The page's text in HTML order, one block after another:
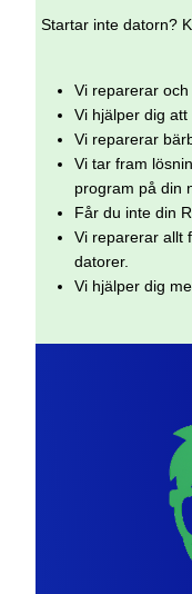
Startar inte datorn?
Vi reparerar
Vi hjälper dig att
Vi reparerar
Vi tar fram
program på din
Får du inte din
Vi reparerar allt
datorer.
Vi hjälper dig